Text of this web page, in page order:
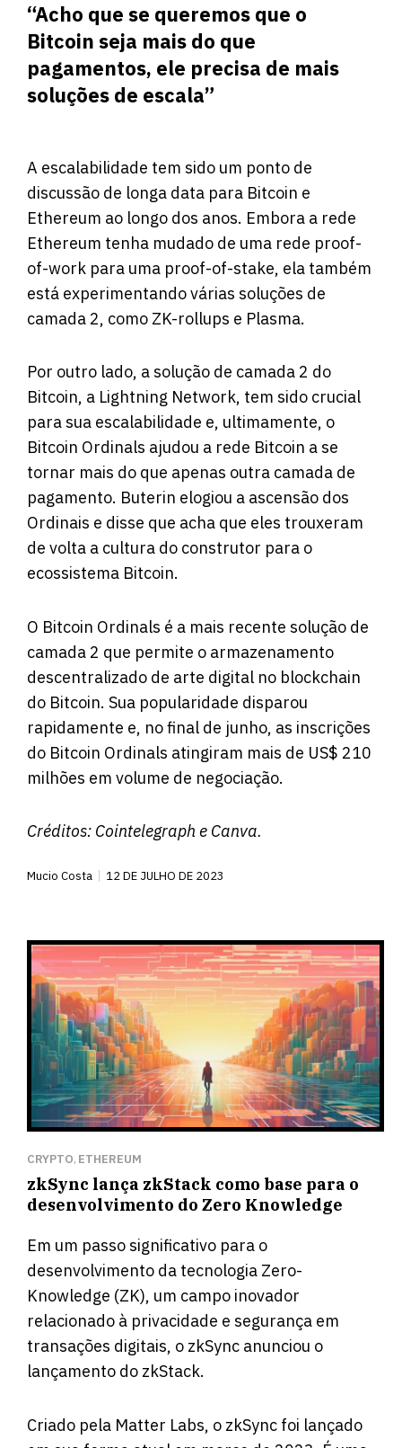
“Acho que se queremos que o
Bitcoin seja mais do que
pagamentos, ele precisa de mais
soluções de escala”
A escalabilidade tem sido um ponto de
discussão de longa data para Bitcoin e
Ethereum ao longo dos anos. Embora a rede
Ethereum tenha mudado de uma rede proof-
of-work para uma proof-of-stake, ela também
está experimentando várias soluções de
camada 2, como ZK-rollups e Plasma.
Por outro lado, a solução de camada 2 do
Bitcoin, a Lightning Network, tem sido crucial
para sua escalabilidade e, ultimamente, o
Bitcoin Ordinals ajudou a rede Bitcoin a se
tornar mais do que apenas outra camada de
pagamento. Buterin elogiou a ascensão dos
Ordinais e disse que acha que eles trouxeram
de volta a cultura do construtor para o
ecossistema Bitcoin.
O Bitcoin Ordinals é a mais recente solução de
camada 2 que permite o armazenamento
descentralizado de arte digital no blockchain
do Bitcoin. Sua popularidade disparou
rapidamente e, no final de junho, as inscrições
do Bitcoin Ordinals atingiram mais de US$ 210
milhões em volume de negociação.
Créditos: Cointelegraph e Canva.
Mucio Costa 12 DE JULHO DE 2023
CRYPTO, ETHEREUM
zkSync lança zkStack como base para o
desenvolvimento do Zero Knowledge
Em um passo significativo para o
desenvolvimento da tecnologia Zero-
Knowledge (ZK), um campo inovador
relacionado à privacidade e segurança em
transações digitais, o zkSync anunciou o
lançamento do zkStack.
Criado pela Matter Labs, o zkSync foi lançado